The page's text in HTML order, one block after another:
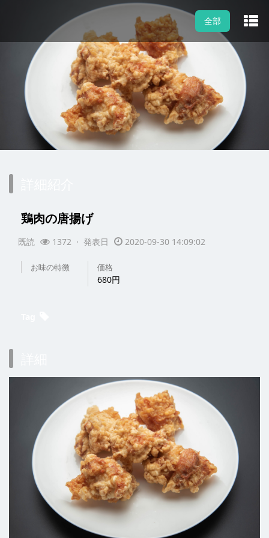
全部
鶏肉の唐揚げ
既読 1372 · 発表日 2020-09-30 14:09:02
お味の特徴 価格
680円